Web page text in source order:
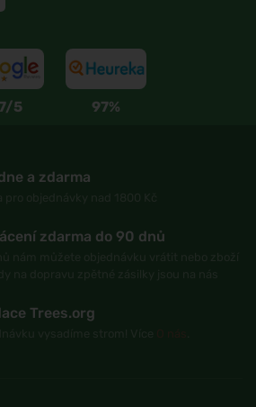
5 97%
a zdarma
zdarma do 90 dnů
Trees.org